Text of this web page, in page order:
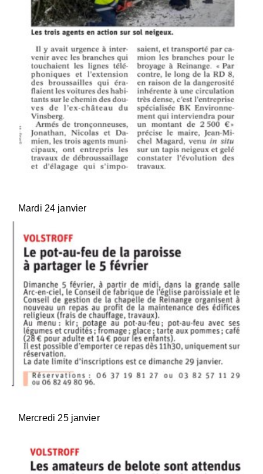
Mardi 24 janvier
Mercredi 25 janvier